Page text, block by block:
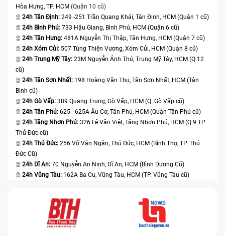
Hòa Hưng, TP. HCM (Quận 10 cũ)
24h Tân Định: 249 -251 Trần Quang Khải, Tân Định, HCM (Quận 1 cũ)
24h Bình Phú: 733 Hậu Giang, Bình Phú, HCM (Quận 6 cũ)
24h Tân Hưng: 481A Nguyễn Thị Thập, Tân Hưng, HCM (Quận 7 cũ)
24h Xóm Củi: 507 Tùng Thiện Vương, Xóm Củi, HCM (Quận 8 cũ)
24h Trung Mỹ Tây: 23M Nguyễn Ảnh Thủ, Trung Mỹ Tây, HCM (Q.12
cũ)
24h Tân Sơn Nhất: 198 Hoàng Văn Thụ, Tân Sơn Nhất, HCM (Tân
Bình cũ)
24h Gò Vấp: 389 Quang Trung, Gò Vấp, HCM (Q. Gò Vấp cũ)
24h Tân Phú: 625 - 625A Âu Cơ, Tân Phú, HCM (Quận Tân Phú cũ)
24h Tăng Nhơn Phú: 326 Lê Văn Việt, Tăng Nhơn Phú, HCM (Q.9 TP.
Thủ Đức cũ)
24h Thủ Đức: 256 Võ Văn Ngân, Thủ Đức, HCM (Bình Thọ, TP. Thủ
Đức Cũ)
24h Dĩ An: 70 Nguyễn An Ninh, Dĩ An, HCM (Bình Dương Cũ)
24h Vũng Tàu: 162A Ba Cu, Vũng Tàu, HCM (TP. Vũng Tàu cũ)